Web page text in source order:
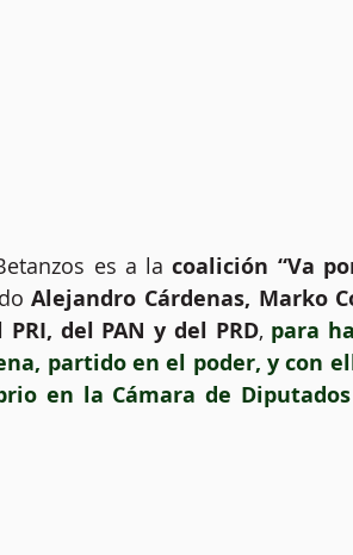
es a la coalición “Va
Alejandro Cárdenas, Marko
del PAN y del PRD, para
partido en el poder, y con
en la Cámara de